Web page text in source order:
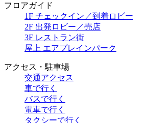
フロアガイド
1F チェックイン／到着ロビー
2F 出発ロビー／売店
3F レストラン街
屋上 エアプレインパーク
アクセス・駐車場
交通アクセス
車で行く
バスで行く
電車で行く
タクシーで行く